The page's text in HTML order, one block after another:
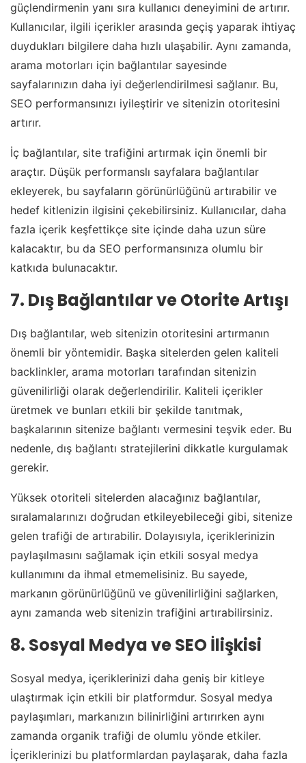
güçlendirmenin yanı sıra kullanıcı deneyimini de artırır.
Kullanıcılar, ilgili içerikler arasında geçiş yaparak ihtiyaç
duydukları bilgilere daha hızlı ulaşabilir. Aynı zamanda,
arama motorları için bağlantılar sayesinde
sayfalarınızın daha iyi değerlendirilmesi sağlanır. Bu,
SEO performansınızı iyileştirir ve sitenizin otoritesini
artırır.
İç bağlantılar, site trafiğini artırmak için önemli bir
araçtır. Düşük performanslı sayfalara bağlantılar
ekleyerek, bu sayfaların görünürlüğünü artırabilir ve
hedef kitlenizin ilgisini çekebilirsiniz. Kullanıcılar, daha
fazla içerik keşfettikçe site içinde daha uzun süre
kalacaktır, bu da SEO performansınıza olumlu bir
katkıda bulunacaktır.
7. Dış Bağlantılar ve Otorite Artışı
Dış bağlantılar, web sitenizin otoritesini artırmanın
önemli bir yöntemidir. Başka sitelerden gelen kaliteli
backlinkler, arama motorları tarafından sitenizin
güvenilirliği olarak değerlendirilir. Kaliteli içerikler
üretmek ve bunları etkili bir şekilde tanıtmak,
başkalarının sitenize bağlantı vermesini teşvik eder. Bu
nedenle, dış bağlantı stratejilerini dikkatle kurgulamak
gerekir.
Yüksek otoriteli sitelerden alacağınız bağlantılar,
sıralamalarınızı doğrudan etkileyebileceği gibi, sitenize
gelen trafiği de artırabilir. Dolayısıyla, içeriklerinizin
paylaşılmasını sağlamak için etkili sosyal medya
kullanımını da ihmal etmemelisiniz. Bu sayede,
markanın görünürlüğünü ve güvenilirliğini sağlarken,
aynı zamanda web sitenizin trafiğini artırabilirsiniz.
8. Sosyal Medya ve SEO İlişkisi
Sosyal medya, içeriklerinizi daha geniş bir kitleye
ulaştırmak için etkili bir platformdur. Sosyal medya
paylaşımları, markanızın bilinirliğini artırırken aynı
zamanda organik trafiği de olumlu yönde etkiler.
İçeriklerinizi bu platformlardan paylaşarak, daha fazla